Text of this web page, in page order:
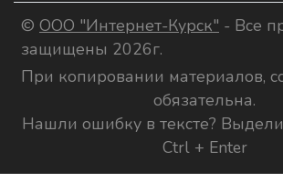
© ООО "Интернет-Курск" - Все
защищены 2026г.
При копировании материалов,
обязательна.
Нашли ошибку в тексте?
Ctrl + Enter